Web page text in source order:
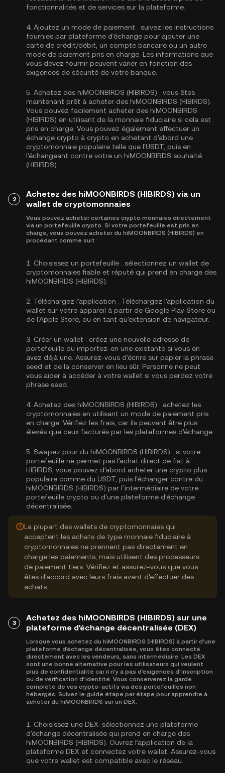
fonctionnalités et de services sur la plateforme.
4. Ajoutez un mode de paiement : suivez les instructions
fournies par plateforme d'échange pour ajouter une
carte de crédit/débit, un compte bancaire ou un autre
mode de paiement pris en charge. Les informations que
vous devez fournir peuvent varier en fonction des
exigences de sécurité de votre banque.
5. Achetez des hiMOONBIRDS (HIBIRDS) : vous êtes
maintenant prêt à acheter des hiMOONBIRDS (HIBIRDS).
Vous pouvez facilement acheter des hiMOONBIRDS
(HIBIRDS) en utilisant de la monnaie fiduciaire si cela est
pris en charge. Vous pouvez également effectuer un
échange crypto à crypto en achetant d'abord une
cryptomonnaie populaire telle que l'USDT , puis en
l'échangeant contre votre un hiMOONBIRDS souhaité
(HIBIRDS).
2
Achetez des hiMOONBIRDS (HIBIRDS) via un
wallet de cryptomonnaies
Vous pouvez acheter certaines crypto monnaies directement
via un portefeuille crypto. Si votre portefeuille est pris en
charge, vous pouvez acheter du hiMOONBIRDS (HIBIRDS) en
procédant comme suit :
1. Choisissez un portefeuille : sélectionnez un wallet de
cryptomonnaies fiable et réputé qui prend en charge des
hiMOONBIRDS (HIBIRDS).
2. Téléchargez l'application : Téléchargez l'application du
wallet sur votre appareil à partir de Google Play Store ou
de l'Apple Store, ou en tant qu'extension de navigateur.
3. Créer un wallet : créez une nouvelle adresse de
portefeuille ou importez-en une existante si vous en
avez déjà une. Assurez-vous d'écrire sur papier la phrase
seed et de la conserver en lieu sûr. Personne ne peut
vous aider à accéder à votre wallet si vous perdez votre
phrase seed.
4. Achetez des hiMOONBIRDS (HIBIRDS) : achetez les
cryptomonnaies en utilisant un mode de paiement pris
en charge. Vérifiez les frais, car ils peuvent être plus
élevés que ceux facturés par les plateformes d'échange.
5. Swapez pour du hiMOONBIRDS (HIBIRDS) : si votre
portefeuille ne permet pas l'achat direct de fiat à
HIBIRDS, vous pouvez d'abord acheter une crypto plus
populaire comme du USDT, puis l'échanger contre du
hiMOONBIRDS (HIBIRDS) par l'intermédiaire de votre
portefeuille crypto ou d'une plateforme d'échange
décentralisée.
La plupart des wallets de cryptomonnaies qui
acceptent les achats de type monnaie fiduciaire à
cryptomonnaies ne prennent pas directement en
charge les paiements, mais utilisent des processeurs
de paiement tiers. Vérifiez et assurez-vous que vous
êtes d'accord avec leurs frais avant d'effectuer des
achats.
3
Achetez des hiMOONBIRDS (HIBIRDS) sur une
plateforme d'échange décentralisée (DEX)
Lorsque vous achetez du hiMOONBIRDS (HIBIRDS) à partir d’une
plateforme d'échange décentralisée, vous êtes connecté
directement avec les vendeurs, sans intermédiaire. Les DEX
sont une bonne alternative pour les utilisateurs qui veulent
plus de confidentialité car il n’y a pas d’exigences d’inscription
ou de vérification d’identité. Vous conserverez la garde
complète de vos crypto-actifs via des portefeuilles non
hébergés. Suivez le guide étape par étape pour apprendre à
acheter du hiMOONBIRDS sur un DEX.
1. Choisissez une DEX: sélectionnez une plateforme
d'échange décentralisée qui prend en charge des
hiMOONBIRDS (HIBIRDS). Ouvrez l’application de la
plateforme DEX et connectez votre wallet. Assurez-vous
que votre wallet est compatible avec le réseau.